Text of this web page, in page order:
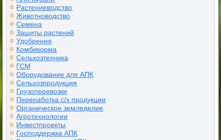
Растениеводство
Животноводство
Семена
Защиты растений
Удобрения
Комбикорма
Сельхозтехника
ГСМ
Оборудование для АПК
Сельхозпродукция
Грузоперевозки
Переработка с/х продукции
Органическое земледелие
Агротехнологии
Инвестпроекты
Господдержка АПК